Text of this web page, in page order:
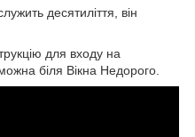
десятиліття, він
для входу на
біля Вікна Недорого.